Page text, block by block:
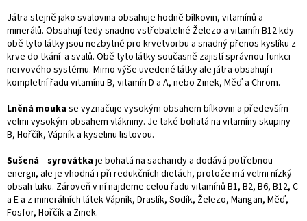
Játra stejně jako svalovina obsahuje hodně bílkovin, vitamínů a
minerálů. Obsahují tedy snadno vstřebatelné Železo a vitamín B12 kdy
obě tyto látky jsou nezbytné pro krvetvorbu a snadný přenos kyslíku z
krve do tkání a svalů. Obě tyto látky současně zajistí správnou funkci
nervového systému. Mimo výše uvedené látky ale játra obsahují i
kompletní řadu vitamínu B, vitamín D a A, nebo Zinek, Měď a Chrom.
Lněná moukase vyznačuje vysokým obsahem bílkovin a především
velmi vysokým obsahem vlákniny. Je také bohatá na vitamíny skupiny
B, Hořčík, Vápník a kyselinu listovou.
Sušená syrovátkaje bohatá na sacharidy a dodává potřebnou
energii, ale je vhodná i při redukčních dietách, protože má velmi nízký
obsah tuku. Zároveň v ní najdeme celou řadu vitamínů B1, B2, B6, B12, C
a E a z minerálních látek Vápník, Draslík, Sodík, Železo, Mangan, Měď,
Fosfor, Hořčík a Zinek.